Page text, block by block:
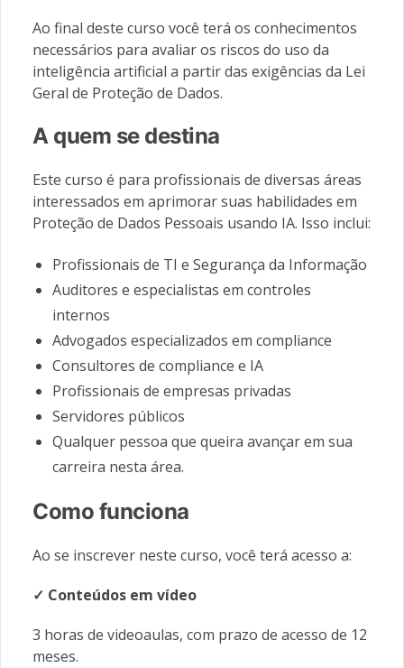
Ao final deste curso você terá os conhecimentos
necessários para avaliar os riscos do uso da
inteligência artificial a partir das exigências da Lei
Geral de Proteção de Dados.
A quem se destina
Este curso é para profissionais de diversas áreas
interessados em aprimorar suas habilidades em
Proteção de Dados Pessoais usando IA. Isso inclui:
Profissionais de TI e Segurança da Informação
Auditores e especialistas em controles
internos
Advogados especializados em compliance
Consultores de compliance e IA
Profissionais de empresas privadas
Servidores públicos
Qualquer pessoa que queira avançar em sua
carreira nesta área.
Como funciona
Ao se inscrever neste curso, você terá acesso a:
✓ Conteúdos em vídeo
3 horas de videoaulas, com prazo de acesso de 12
meses.